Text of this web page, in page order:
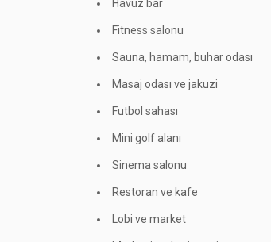
Havuz bar
Fitness salonu
Sauna, hamam, buhar odası
Masaj odası ve jakuzi
Futbol sahası
Mini golf alanı
Sinema salonu
Restoran ve kafe
Lobi ve market